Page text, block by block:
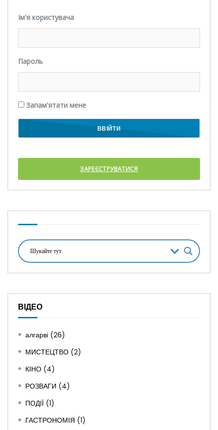
Ім'я користувача
Пароль
Запам'ятати мене
ЗАРЕЄСТРУВАТИСЯ
ВІДЕО
алгарві (26)
МИСТЕЦТВО (2)
КІНО (4)
РОЗВАГИ (4)
ПОДІЇ (1)
ГАСТРОНОМІЯ (1)